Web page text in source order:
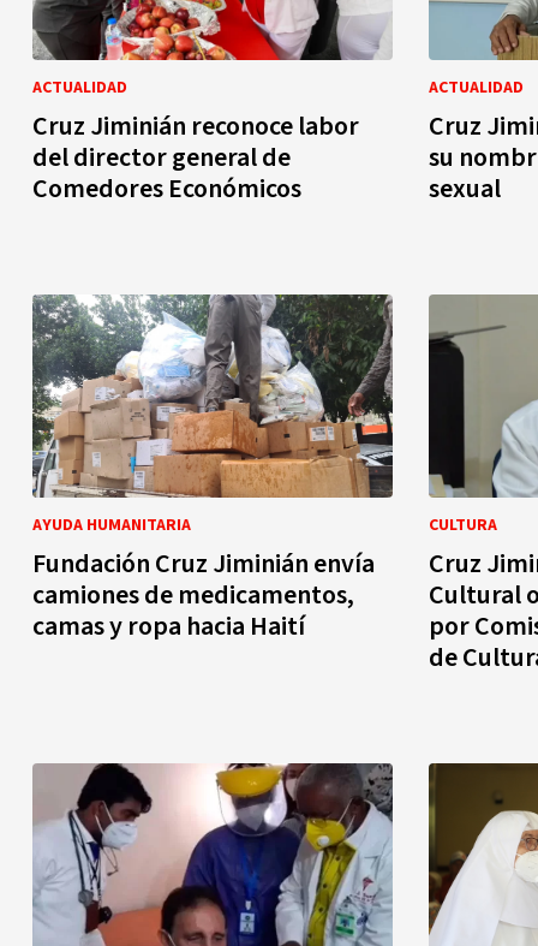
ACTUALIDAD
Cruz Jiminián reconoce labor
del director general de
Comedores Económicos
ACTUALIDAD
Cruz
su
sexual
AYUDA HUMANITARIA
Fundación Cruz Jiminián envía
camiones de medicamentos,
camas y ropa hacia Haití
CULTURA
Cruz
Cultural
por
de